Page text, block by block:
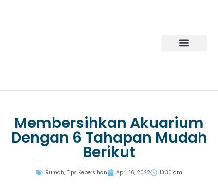
Membersihkan Akuarium
Dengan 6 Tahapan Mudah
Berikut
Rumah, Tips Kebersihan April 16, 2022 10:30 am